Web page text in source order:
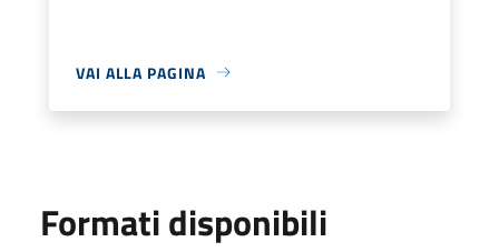
VAI ALLA PAGINA
Formati disponibili